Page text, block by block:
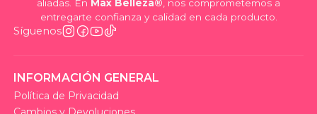
aliadas. En Max Belleza® , nos comprometemos a
entregarte confianza y calidad en cada producto.
Síguenos
INFORMACIÓN GENERAL
Política de Privacidad